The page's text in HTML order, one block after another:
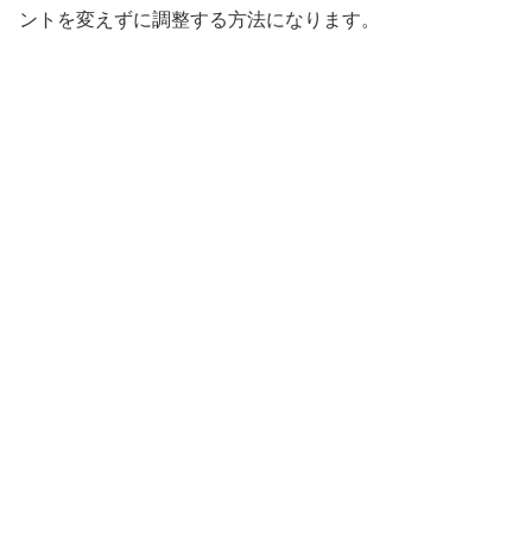
ントを変えずに調整する方法になります。